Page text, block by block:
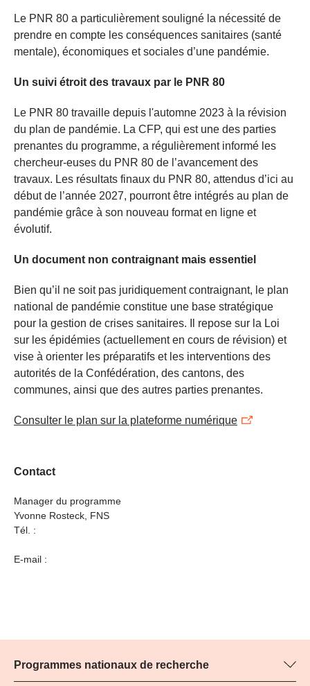
Le PNR 80 a particulièrement souligné la nécessité de
prendre en compte les conséquences sanitaires (santé
mentale), économiques et sociales d’une pandémie.
Un suivi étroit des travaux par le PNR 80
Le PNR 80 travaille depuis l'automne 2023 à la révision
du plan de pandémie. La CFP, qui est une des parties
prenantes du programme, a régulièrement informé les
chercheur-euses du PNR 80 de l’avancement des
travaux. Les résultats finaux du PNR 80, attendus d’ici au
début de l’année 2027, pourront être intégrés au plan de
pandémie grâce à son nouveau format en ligne et
évolutif.
Un document non contraignant mais essentiel
Bien qu’il ne soit pas juridiquement contraignant, le plan
national de pandémie constitue une base stratégique
pour la gestion de crises sanitaires. Il repose sur la Loi
sur les épidémies (actuellement en cours de révision) et
vise à orienter les préparatifs et les interventions des
autorités de la Confédération, des cantons, des
communes, ainsi que des autres parties prenantes.
Consulter le plan sur la plateforme numérique
Contact
Manager du programme
Yvonne Rosteck, FNS
Tél. :
E-mail :
Programmes nationaux de recherche